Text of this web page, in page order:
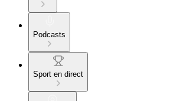
Podcasts
Sport en direct